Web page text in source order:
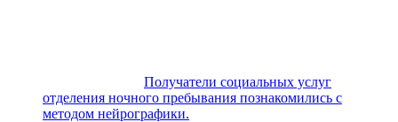
Получатели социальных услуг
отделения ночного пребывания познакомились с
методом нейрографики.